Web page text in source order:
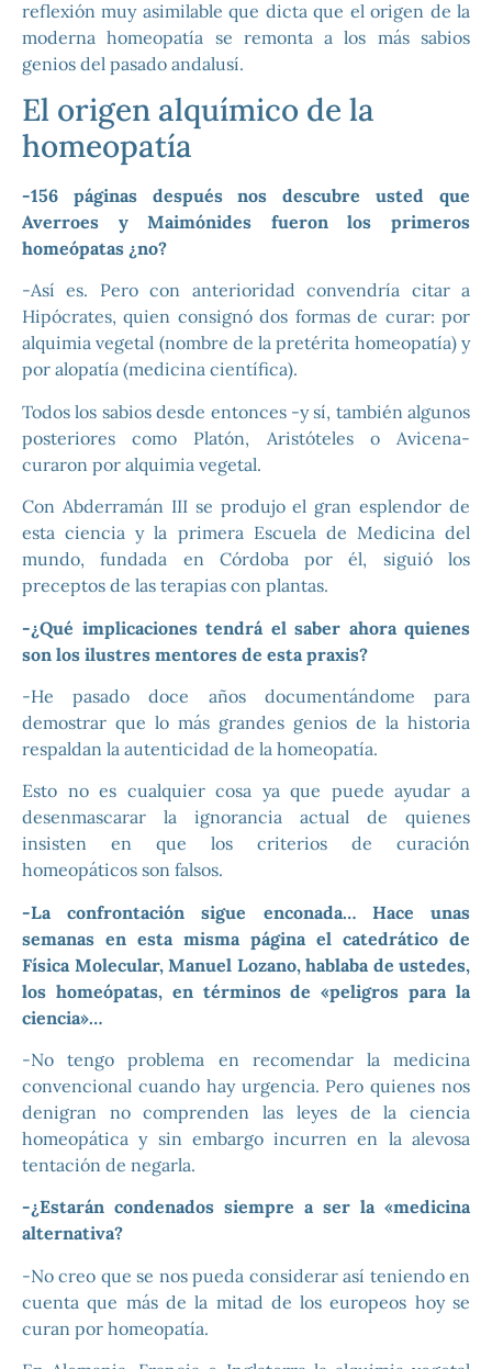
reflexión muy asimilable que dicta que el origen de la
moderna homeopatía se remonta a los más sabios
genios del pasado andalusí.
El origen alquímico de la
homeopatía
-156 páginas después nos descubre usted que
Averroes y Maimónides fueron los primeros
homeópatas ¿no?
-Así es. Pero con anterioridad convendría citar a
Hipócrates, quien consignó dos formas de curar: por
alquimia vegetal (nombre de la pretérita homeopatía) y
por alopatía (medicina científica).
Todos los sabios desde entonces -y sí, también algunos
posteriores como Platón, Aristóteles o Avicena-
curaron por alquimia vegetal.
Con Abderramán III se produjo el gran esplendor de
esta ciencia y la primera Escuela de Medicina del
mundo, fundada en Córdoba por él, siguió los
preceptos de las terapias con plantas.
-¿Qué implicaciones tendrá el saber ahora quienes
son los ilustres mentores de esta praxis?
-He pasado doce años documentándome para
demostrar que lo más grandes genios de la historia
respaldan la autenticidad de la homeopatía.
Esto no es cualquier cosa ya que puede ayudar a
desenmascarar la ignorancia actual de quienes
insisten en que los criterios de curación
homeopáticos son falsos.
-La confrontación sigue enconada… Hace unas
semanas en esta misma página el catedrático de
Física Molecular, Manuel Lozano, hablaba de ustedes,
los homeópatas, en términos de «peligros para la
ciencia»…
-No tengo problema en recomendar la medicina
convencional cuando hay urgencia. Pero quienes nos
denigran no comprenden las leyes de la ciencia
homeopática y sin embargo incurren en la alevosa
tentación de negarla.
-¿Estarán condenados siempre a ser la «medicina
alternativa?
-No creo que se nos pueda considerar así teniendo en
cuenta que más de la mitad de los europeos hoy se
curan por homeopatía.